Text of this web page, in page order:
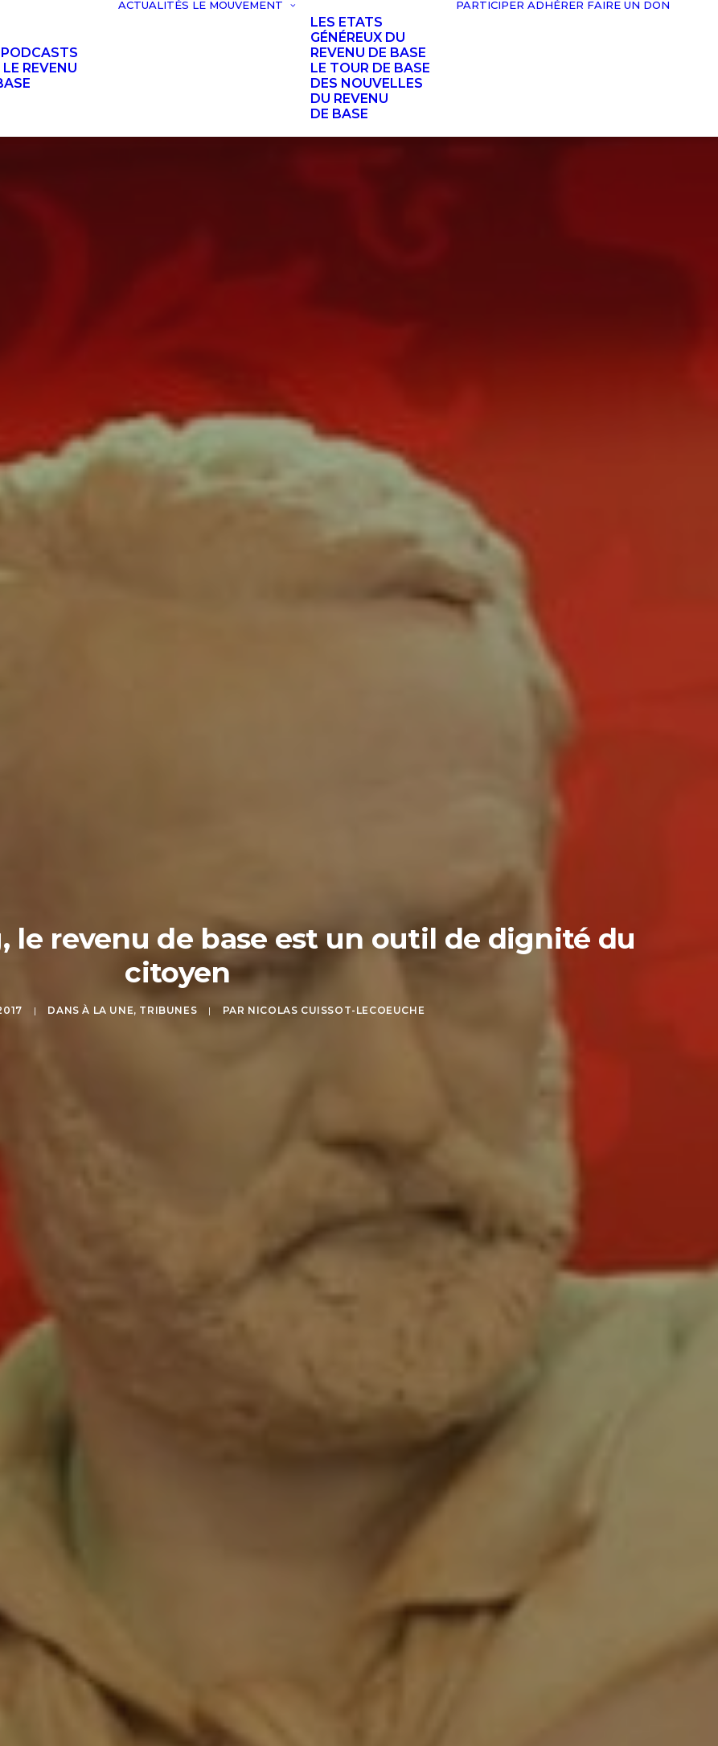
LE REVENU
ACTUALITÉS LE MOUVEMENT
LES ETATS
GÉNÉREUX DU
REVENU DE BASE
LE TOUR DE BASE
DES NOUVELLES
DU REVENU
DE BASE
PARTICIPER ADHÉRER FAIRE UN DON
le revenu de base est un outil de dignité du
citoyen
| DANSÀ LA UNE, TRIBUNES | PAR NICOLAS CUISSOT-LECOEUCHE